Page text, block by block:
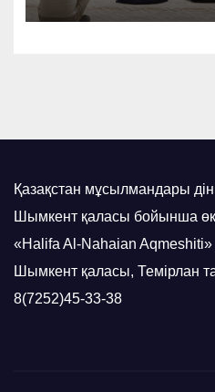
Қазақстан мұсылмандары
Шымкент қаласы бойынша
«Halifa Al-Nahaian
Шымкент қаласы, Темірлан
8(7252)45-33-38